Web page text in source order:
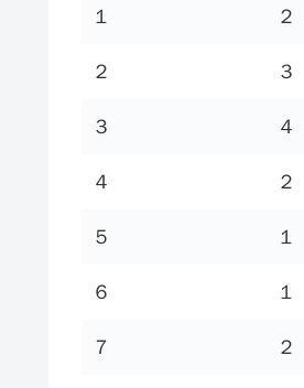
１ ２
２ ３
３ ４
４ ２
５ １
６ １
７ ２